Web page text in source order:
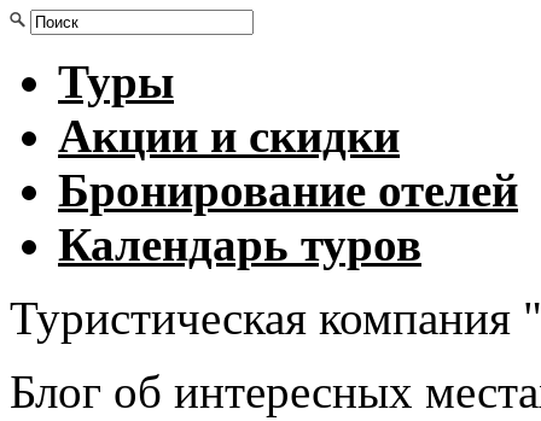
Туры
Акции и скидки
Бронирование отелей
Календарь туров
Туристическая компания
Блог об интересных